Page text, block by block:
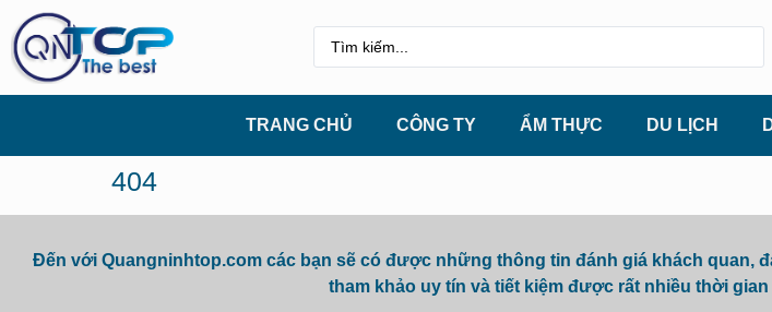
TRANG CHỦ CÔNG TY ẨM THỰC DU LỊCH
404
Đến với Quangninhtop.com các bạn sẽ có được những thông tin đánh giá khách quan,
tham khảo uy tín và tiết kiệm được rất nhiều thời